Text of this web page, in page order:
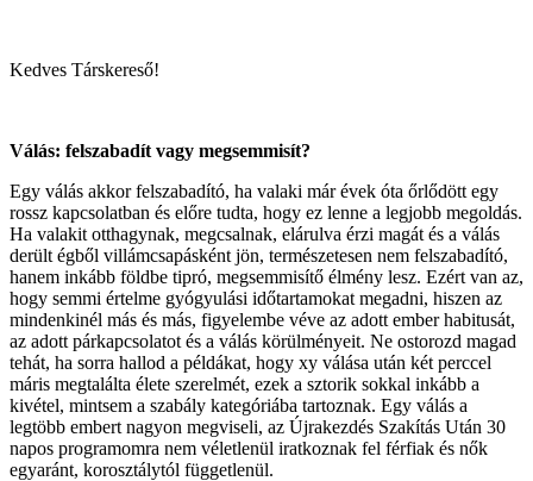
Kedves Társkereső!
Válás: felszabadít vagy megsemmisít?
Egy válás akkor felszabadító, ha valaki már évek óta őrlődött egy
rossz kapcsolatban és előre tudta, hogy ez lenne a legjobb megoldás.
Ha valakit otthagynak, megcsalnak, elárulva érzi magát és a válás
derült égből villámcsapásként jön, természetesen nem felszabadító,
hanem inkább földbe tipró, megsemmisítő élmény lesz. Ezért van az,
hogy semmi értelme gyógyulási időtartamokat megadni, hiszen az
mindenkinél más és más, figyelembe véve az adott ember habitusát,
az adott párkapcsolatot és a válás körülményeit. Ne ostorozd magad
tehát, ha sorra hallod a példákat, hogy xy válása után két perccel
máris megtalálta élete szerelmét, ezek a sztorik sokkal inkább a
kivétel, mintsem a szabály kategóriába tartoznak. Egy válás a
legtöbb embert nagyon megviseli, az Újrakezdés Szakítás Után 30
napos programomra nem véletlenül iratkoznak fel férfiak és nők
egyaránt, korosztálytól függetlenül.